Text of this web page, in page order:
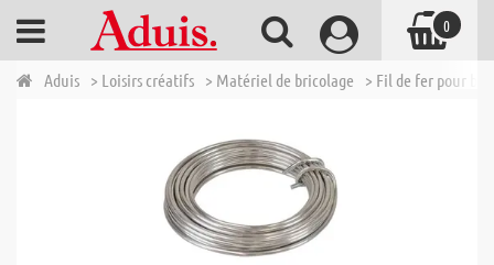
Aduis > Loisirs créatifs > Matériel de bricolage > Fil de fer pour
0